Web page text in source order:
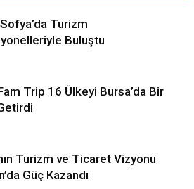
Turizm
Buluştu
Trip 16 Ülkeyi Bursa’da Bir
Turizm ve Ticaret Vizyonu
Güç Kazandı